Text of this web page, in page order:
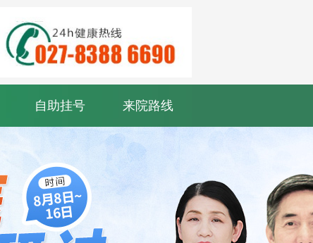
自助挂号 来院路线